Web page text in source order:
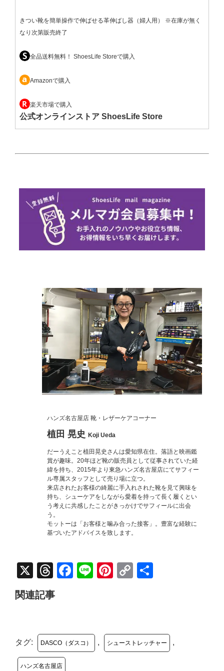
きつい靴を簡単操作で伸ばせる革伸ばし器（婦人用） ※在庫が無く
なり次第販売終了
全品送料無料！ ShoesLife Storeで購入
Amazonで購入
楽天市場で購入
公式オンラインストア ShoesLife Store
ハンズ名古屋店 靴・レザーケアコーナー
植田 晃史 Koji Ueda
だーうえこと植田晃史さんは愛知県在住。落語と映画鑑
賞が趣味。20年ほど靴の販売員として従事されていた経
緯を持ち、2015年より東急ハンズ名古屋店にてサフィー
ル専属スタッフとして売り場に立つ。
来店されたお客様の綺麗に手入れされた靴を見て興味を
持ち、シューケアをしながら愛着を持って長く履くとい
う考えに共感したことがきっかけでサフィールに出会
う。
モットーは「お客様と噛み合った接客」。豊富な経験に
基づいたアドバイスを致します。
X Threads
Facebook
LinePinterest
Copy
関連記事
タグ: DASCO（ダスコ） , シューストレッチャー ,
ハンズ名古屋店